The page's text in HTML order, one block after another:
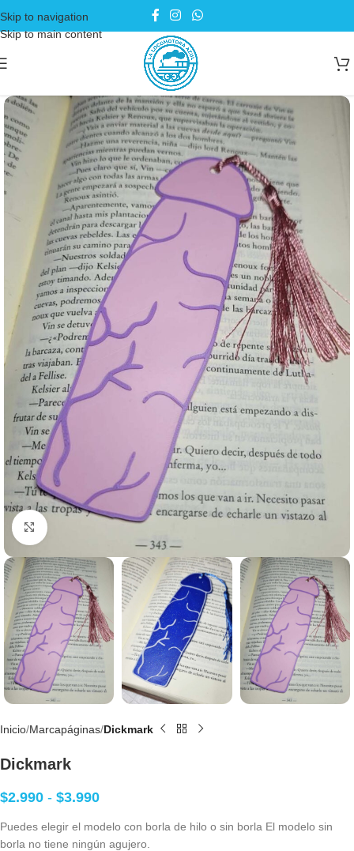
Skip to navigation
Skip to main content
Clic para agrandar
Inicio Marcapáginas Dickmark
Dickmark
$2.990 - $3.990
Puedes elegir el modelo con borla de hilo o sin borla El modelo sin
borla no tiene ningún agujero.